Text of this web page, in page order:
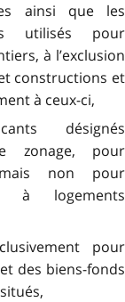
ainsi que les
utilisés pour
à l’exclusion
constructions et
à ceux-ci,
désignés
zonage, pour
mais non pour
à logements
pour
des biens-fonds